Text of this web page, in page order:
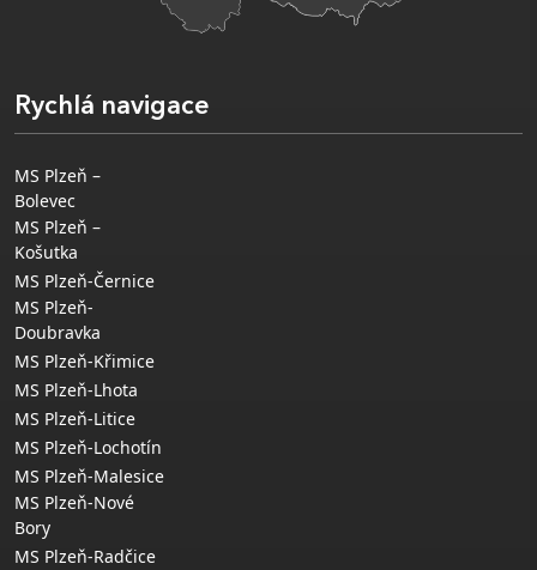
Rychlá navigace
MS Plzeň –
Bolevec
MS Plzeň –
Košutka
MS Plzeň-Černice
MS Plzeň-
Doubravka
MS Plzeň-Křimice
MS Plzeň-Lhota
MS Plzeň-Litice
MS Plzeň-Lochotín
MS Plzeň-Malesice
MS Plzeň-Nové
Bory
MS Plzeň-Radčice